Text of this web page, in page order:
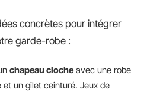
concrètes pour intégrer
garde-robe :
chapeau cloche avec une robe
et un gilet ceinturé. Jeux de